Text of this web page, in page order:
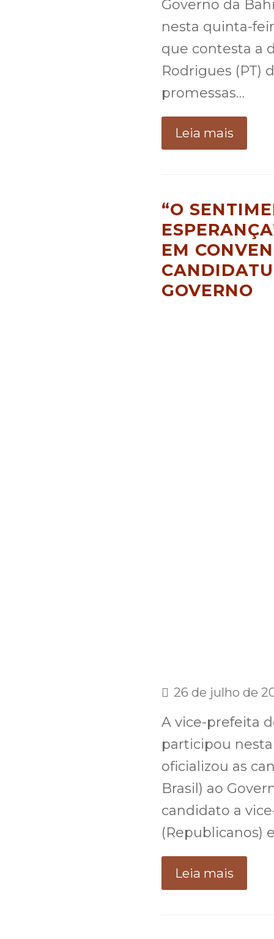
Governo da
nesta quinta-
que contesta a
Rodrigues (PT)
promessas…
Leia mais
“O
EM
GOVERNO
26 de julho de
A vice-prefeita
participou
oficializou as
Brasil) ao
candidato a
(Republicanos)
Leia mais